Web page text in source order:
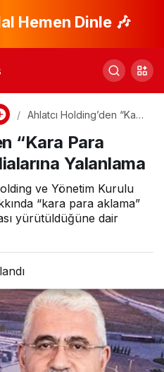
Hemen Dinle 🎶
Ahlatcı Holding’den “Kara
İddialarına Yalanlama
“Kara Para
Yalanlama
ve Yönetim Kurulu
“kara para aklama”
yürütüldüğüne dair
Paylaş